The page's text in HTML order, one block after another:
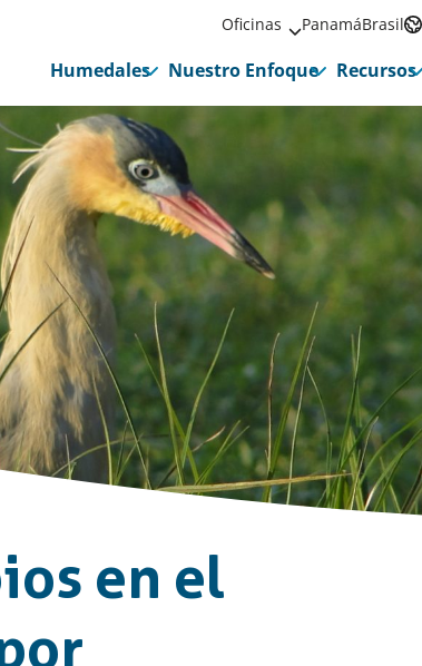
Oficinas PanamáBrasil
Humedales Nuestro Enfoque Recursos
en el